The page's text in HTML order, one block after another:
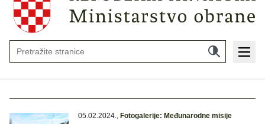
05.02.2024., Fotogalerije: Međunarodne misije